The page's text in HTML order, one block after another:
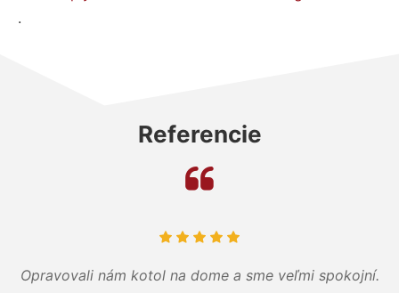
.
Referencie
Opravovali nám kotol na dome a sme veľmi spokojní.